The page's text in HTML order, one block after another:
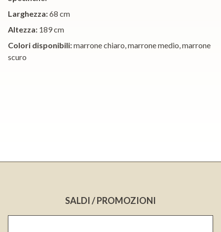
Larghezza:68 cm
Altezza: 189 cm
Colori disponibili:marrone chiaro, marrone medio, marrone
scuro
SALDI / PROMOZIONI